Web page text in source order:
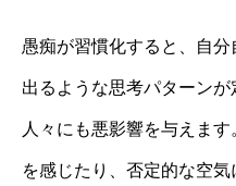
愚痴が習慣化すると、自
出るような思考パターン
人々にも悪影響を与えま
を感じたり、否定的な空